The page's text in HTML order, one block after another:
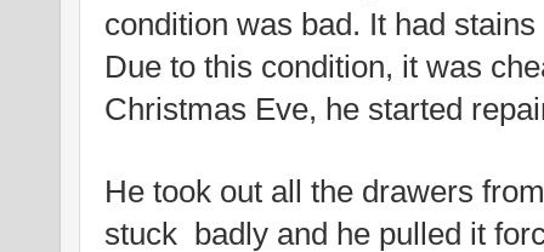
condition was bad. It had
Due to this condition, it was
Christmas Eve, he started
He took out all the drawers
stuck  badly and he pulled it